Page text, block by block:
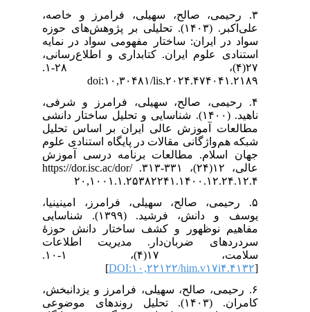
۳. رحیمی، صالح، سهیلی، فرامرز و خاصه،
علی‌اکبر. (۱۴۰۳). تحلیلی بر پژوهش‌های حوزه
سواد در ایران: ساختار مفهومی سواد در نمایه
استنادی علوم ایران. کتابداری و اطلاع‌رسانی،
۲۷(۴)، ۲۸-۱.
doi:۱۰,۳۰۴۸۱/lis.۲۰۲۴.۴۷۴۰۴۱.۲۱۸۹
۴. رحیمی، صالح، سهیلی، فرامرز و شرفی،
ناهید. (۱۴۰۰). شناسایی و تحلیل ساختار دانشی
مطالعات آموزش عالی ایران بر اساس تحلیل
شبکه هم‌واژگانی مقالات در پایگاه استنادی علوم
جهان اسلام. مطالعات برنامه درسی آموزش
عالی، ۱۲(۲۴)، ۳۳۱-۳۱۳. https://dor.isc.ac/dor/
۲۰,۱۰۰۱.۱.۲۵۳۸۲۲۴۱.۱۴۰۰.۱۲.۲۴.۱۲.۴
۵. رحیمی، صالح، سهیلی، فرامرز، امینی‏نیا،
یوسف و دانش، فرشید. (۱۳۹۹). شناسایی
مفاهیم نوظهور و کشف ساختار دانش حوزۀ
سردردهای ضربان‌دار. مدیریت اطلاعات
سلامت، ۱۷(۴)، ۱-۱۰.
DOI:۱۰,۲۲۱۲۲/him.v۱۷i۴.۴۱۳۲]
۶. رحیمی، صالح، سهیلی، فرامرز و یزدانبخش،
کامران. (۱۴۰۳). تحلیل روندهای موضوعی